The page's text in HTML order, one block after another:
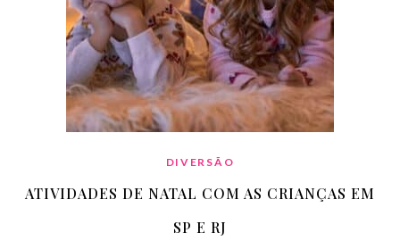
DIVERSÃO
ATIVIDADES DE NATAL COM AS CRIANÇAS EM
SP E RJ